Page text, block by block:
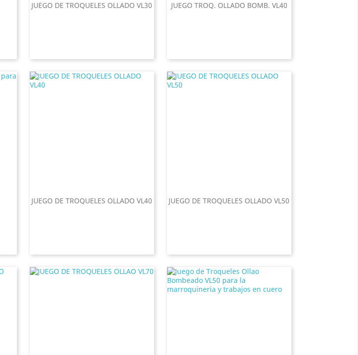
JUEGO DE TROQUELES OLLADO VL30 JUEGO TROQ. OLLADO BOMB. VL40
JUEGO DE TROQUELES OLLADO VL40 JUEGO DE TROQUELES OLLADO VL50